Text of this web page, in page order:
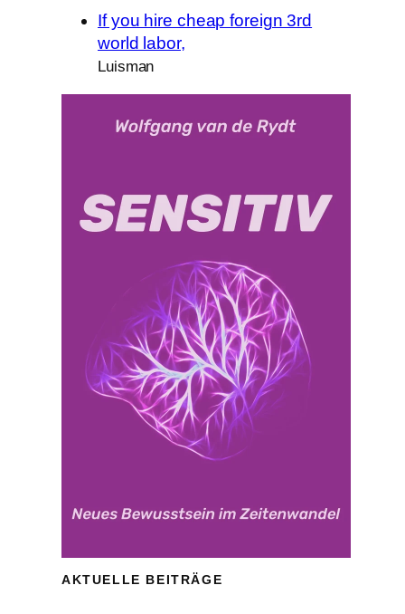
If you hire cheap foreign 3rd
world labor,
Luisman
AKTUELLE BEITRÄGE